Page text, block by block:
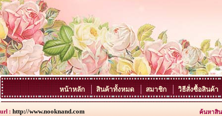
หน้าหลัก สินค้าทั้งหมด สมาชิก วิธีสั่งซื้อสินค้า
url : http://www.nooknand.com ค้นหาสิ